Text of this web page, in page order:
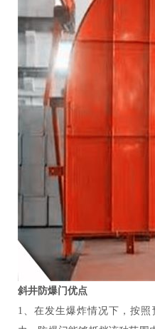
斜井防爆门优点
1、在发生爆炸情况下，按